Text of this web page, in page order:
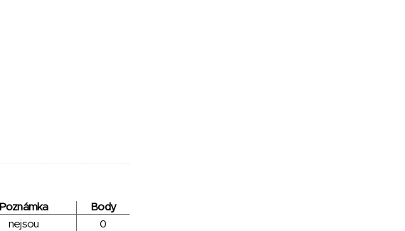
Poznámka
Body
nejsou
0